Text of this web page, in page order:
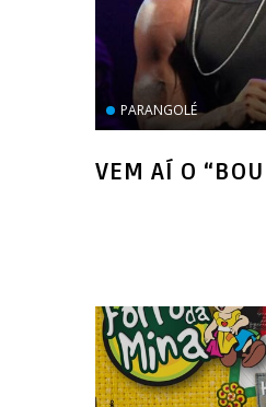
PARANGOLÉ
VEM AÍ O